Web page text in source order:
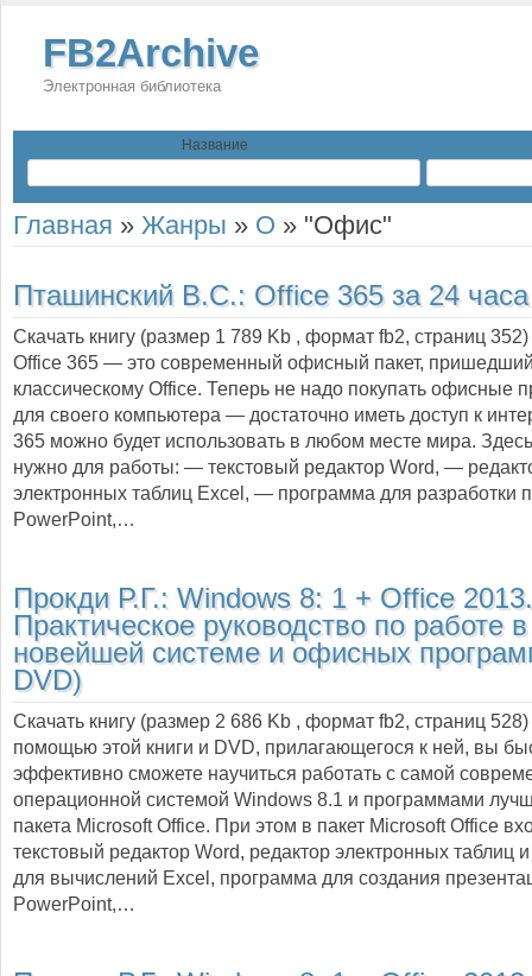
FB2Archive
Электронная библиотека
Название
Главная » Жанры » О » "Офис"
Пташинский В.С.: Office 365 за 24 часа
Скачать книгу (размер 1 789 Kb , формат fb2, страниц 352
Office 365 — это современный офисный пакет,
классическому Office. Теперь не надо покупать офисные
для своего компьютера — достаточно иметь доступ к
365 можно будет использовать в любом месте мира. Здесь
нужно для работы: — текстовый редактор Word, —
электронных таблиц Excel, — программа для разработки
PowerPoint,…
Прокди Р.Г.: Windows 8: 1 + Office 2013.
Практическое руководство по работе в
новейшей системе и офисных
DVD)
Скачать книгу (размер 2 686 Kb , формат fb2, страниц 528
помощью этой книги и DVD, прилагающегося к ней, вы
эффективно сможете научиться работать с самой
операционной системой Windows 8.1 и программами
пакета Microsoft Office. При этом в пакет Microsoft Office
текстовый редактор Word, редактор электронных таблиц
для вычислений Excel, программа для создания
PowerPoint,…